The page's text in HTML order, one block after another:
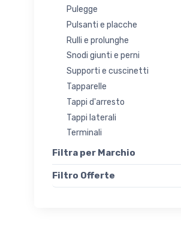
Pulegge
Pulsanti e placche
Rulli e prolunghe
Snodi giunti e perni
Supporti e cuscinetti
Tapparelle
Tappi d'arresto
Tappi laterali
Terminali
Filtra per Marchio
Filtro Offerte